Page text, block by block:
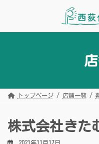
ツ
シ
トップページ 店舗一覧
株式会社きた
2021年11月17日